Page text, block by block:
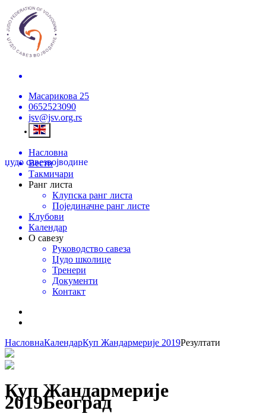
Масарикова 25
0652523090
jsv@jsv.org.rs
џудо савезвојводине
Насловна
Вести
Такмичари
Ранг листа
Клупска ранг листа
Појединачне ранг листе
Клубови
Календар
О савезу
Руководство савеза
Џудо школице
Тренери
Документи
Контакт
НасловнаКалендарКуп Жандармерије 2019Резултати
Куп Жандармерије
2019Београд